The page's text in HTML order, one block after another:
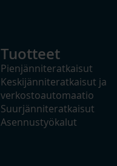
Tuotteet
Pienjänniteratkaisut
Keskijänniteratkaisut ja
verkostoautomaatio
Suurjänniteratkaisut
Asennustyökalut